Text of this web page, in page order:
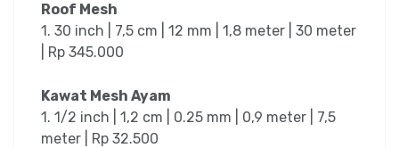
Roof Mesh
1. 30 inch | 7,5 cm | 12 mm | 1,8 meter | 30 meter
| Rp 345.000
Kawat Mesh Ayam
1. 1/2 inch | 1,2 cm | 0.25 mm | 0,9 meter | 7,5
meter | Rp 32.500